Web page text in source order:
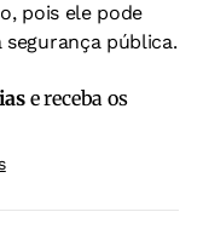
pois ele pode
pública.
e receba os